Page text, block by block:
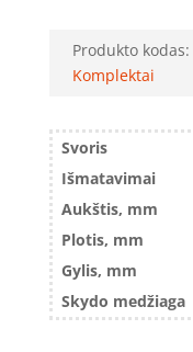
Produkto kodas:
Komplektai
Svoris
Išmatavimai
Aukštis, mm
Plotis, mm
Gylis, mm
Skydo medžiaga